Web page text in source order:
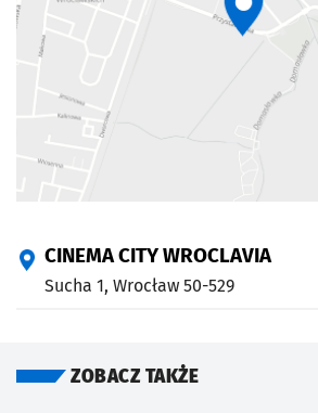
CINEMA CITY WROCLAVIA
Sucha 1, Wrocław 50-529
ZOBACZ TAKŻE